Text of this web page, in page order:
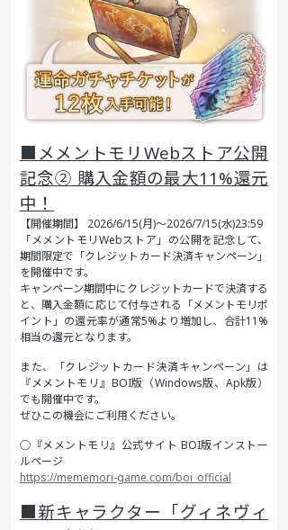
■メメントモリWebストア公開
記念② 購入金額の最大11%還元
中！
【開催期間】 2026/6/15(月)～2026/7/15(水)23:59
「メメントモリWebストア」の公開を記念して、
期間限定で「クレジットカード決済キャンペーン」
を開催中です。
キャンペーン期間中にクレジットカードで決済する
と、購入金額に応じて付与される「メメントモリポ
イント」の還元率が通常5%より増加し、合計11%
相当の還元となります。
また、「クレジットカード決済キャンペーン」は
『メメントモリ』BOI版（Windows版、Apk版）
でも開催中です。
ぜひこの機会にご利用ください。
○『メメントモリ』公式サイト BOI版インストー
ルページ
https://mememori-game.com/boi_official
■新キャラクター「グィネヴィ